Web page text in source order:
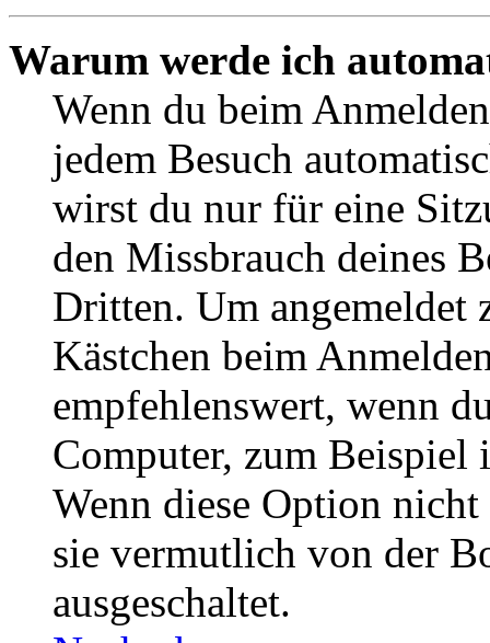
Warum werde ich
Wenn du beim
jedem Besuch
wirst du nur für eine
den Missbrauch deines
Dritten. Um angemeldet
Kästchen beim
empfehlenswert, wenn
Computer, zum Beispiel
Wenn diese Option
sie vermutlich von der
ausgeschaltet.